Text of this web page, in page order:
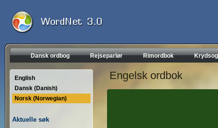
Dansk ordbog Rejseparlør Rimordbok
English
Dansk (Danish)
Norsk (Norwegian)
Aktuelle søk
Engelsk ordbok